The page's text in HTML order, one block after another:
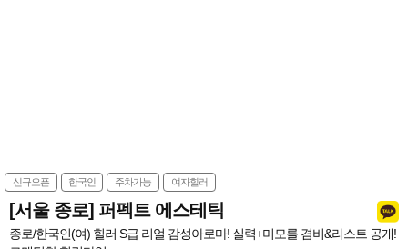
신규오픈 한국인 주차가능 여자힐러
[서울 종로] 퍼펙트 에스테틱
종로/한국인(여) 힐러 S급 리얼 감성아로마! 실력+미모를 겸비&리스트 공개!